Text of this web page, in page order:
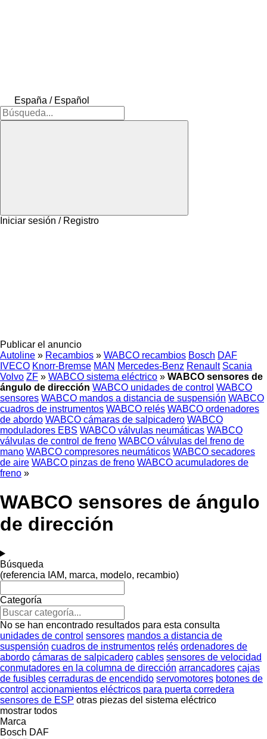
España / Español
Iniciar sesión / Registro
Publicar el anuncio
Autoline » Recambios » WABCO recambios Bosch DAF
IVECO Knorr-Bremse MAN Mercedes-Benz Renault Scania
Volvo ZF » WABCO sistema eléctrico » WABCO sensores de
ángulo de dirección WABCO unidades de control WABCO
sensores WABCO mandos a distancia de suspensión WABCO
cuadros de instrumentos WABCO relés WABCO ordenadores
de abordo WABCO cámaras de salpicadero WABCO
moduladores EBS WABCO válvulas neumáticas WABCO
válvulas de control de freno WABCO válvulas del freno de
mano WABCO compresores neumáticos WABCO secadores
de aire WABCO pinzas de freno WABCO acumuladores de
freno »
WABCO sensores de ángulo
de dirección
Búsqueda
(referencia IAM, marca, modelo, recambio)
Categoría
No se han encontrado resultados para esta consulta
unidades de control sensores mandos a distancia de
suspensión cuadros de instrumentos relés ordenadores de
abordo cámaras de salpicadero cables sensores de velocidad
conmutadores en la columna de dirección arrancadores cajas
de fusibles cerraduras de encendido servomotores botones de
control accionamientos eléctricos para puerta corredera
sensores de ESP otras piezas del sistema eléctrico
mostrar todos
Marca
Bosch DAF